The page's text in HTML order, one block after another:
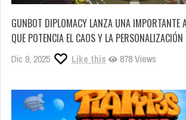
GUNBOT DIPLOMACY LANZA UNA IMPORTANTE
QUE POTENCIA EL CAOS Y LA PERSONALIZACIÓN
Dic 9, 2025 Like this 878 Views